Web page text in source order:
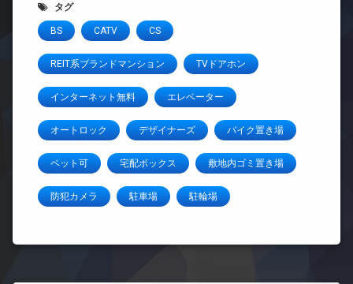
タグ
BS CATV CS
REIT系ブランドマンション TVドアホン
インターネット無料 エレベーター
オートロック デザイナーズ バイク置き場
ペット可 宅配ボックス 敷地内ゴミ置き場
防犯カメラ 駐車場 駐輪場